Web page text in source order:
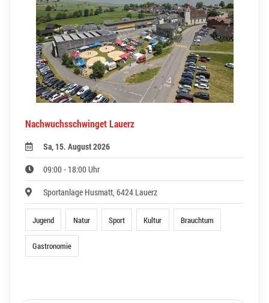
Nachwuchsschwinget Lauerz
Sa, 15. August 2026
09:00 - 18:00 Uhr
Sportanlage Husmatt, 6424 Lauerz
Jugend Natur Sport Kultur Brauchtum
Gastronomie